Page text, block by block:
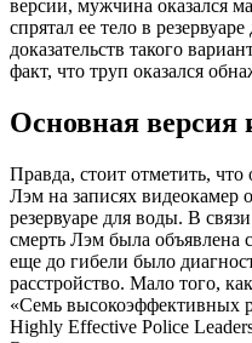
версии, мужчина оказался
спрятал ее тело в
доказательств такого
факт, что труп оказался
Основная версия
Правда, стоит отметить,
Лэм на записях видеокамер
резервуаре для воды. В
смерть Лэм была объявлена
еще до гибели было
расстройство. Мало того,
«Семь высокоэффективных
Highly Effective Police